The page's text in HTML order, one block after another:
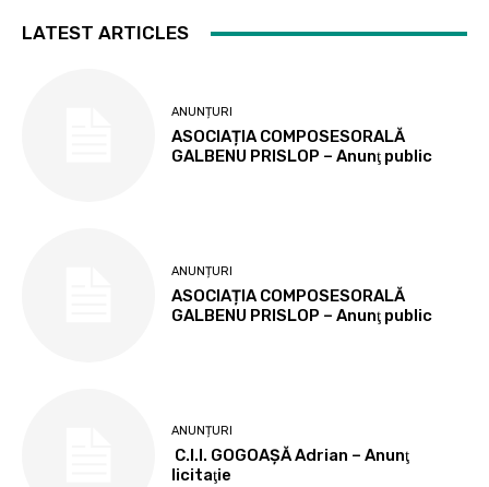
LATEST ARTICLES
ANUNȚURI
ASOCIAȚIA COMPOSESORALĂ
GALBENU PRISLOP – Anunţ public
ANUNȚURI
ASOCIAȚIA COMPOSESORALĂ
GALBENU PRISLOP – Anunţ public
ANUNȚURI
C.I.I. GOGOAŞĂ Adrian – Anunţ
licitaţie